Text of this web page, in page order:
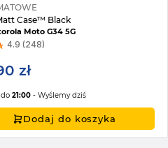
Case™ Black
Moto G34 5G
4.9 (248)
zł
do21:00 - Wyślemy dziś
Dodaj do koszyka